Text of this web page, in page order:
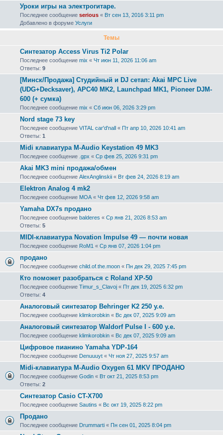
Уроки игры на электрогитаре.
Последнее сообщение serious « Вт сен 13, 2016 3:11 pm
Добавлено в форуме Услуги
Темы
Синтезатор Access Virus Ti2 Polar
Последнее сообщение mix « Чт июн 11, 2026 11:06 am
Ответы: 9
[Минск/Продажа] Студийный и DJ сетап: Akai MPC Live
(UDG+Decksaver), APC40 MK2, Launchpad MK1, Pioneer DJM-
600 (+ сумка)
Последнее сообщение mix « Сб июн 06, 2026 3:29 pm
Nord stage 73 key
Последнее сообщение VITAL car'd'nall « Пт апр 10, 2026 10:41 am
Ответы: 1
Midi клавиатура M-Audio Keystation 49 MK3
Последнее сообщение .gpx « Ср фев 25, 2026 9:31 pm
Akai MK3 mini продажа/обмен
Последнее сообщение AlexAnglinskii « Вт фев 24, 2026 8:19 am
Elektron Analog 4 mk2
Последнее сообщение MOA « Чт фев 12, 2026 9:58 am
Yamaha DX7s продано
Последнее сообщение balderes « Ср янв 21, 2026 8:53 am
Ответы: 5
MIDI-клавиатура Novation Impulse 49 — почти новая
Последнее сообщение RoM1 « Ср янв 07, 2026 1:04 pm
продано
Последнее сообщение child.of.the.moon « Пн дек 29, 2025 7:45 pm
Кто поможет разобраться с Roland XP-50
Последнее сообщение Timur_s_Clavoj « Пт дек 19, 2025 6:32 pm
Ответы: 4
Аналоговый синтезатор Behringer K2 250 у.е.
Последнее сообщение klimkorobkin « Вс дек 07, 2025 9:09 am
Аналоговый синтезатор Waldorf Pulse I - 600 у.е.
Последнее сообщение klimkorobkin « Вс дек 07, 2025 9:09 am
Цифровое пианино Yamaha YDP-164
Последнее сообщение Denuuuyt « Чт ноя 27, 2025 9:57 am
Midi-клавиатура M-Audio Oxygen 61 MKV ПРОДАНО
Последнее сообщение Godin « Вт окт 21, 2025 8:53 pm
Ответы: 2
Синтезатор Casio CT-X700
Последнее сообщение Sautins « Вс окт 19, 2025 8:22 pm
Продано
Последнее сообщение Drummarti « Пн сен 01, 2025 8:04 pm